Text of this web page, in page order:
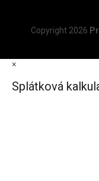
Copyright 2026
×
Splátková